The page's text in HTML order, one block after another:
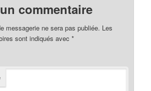
commentaire
messagerie ne sera pas publiée. Les
sont indiqués avec*